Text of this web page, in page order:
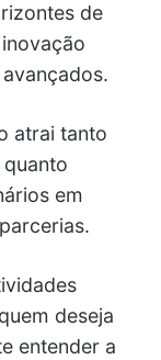
de
atrai tanto
em
deseja
entender a